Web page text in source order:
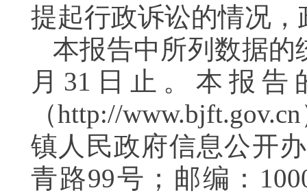
提起行政诉讼的情况
本报告中所列数据的
月31日止。本报
（http://
镇人民政府信息公开
青路99号；邮编：